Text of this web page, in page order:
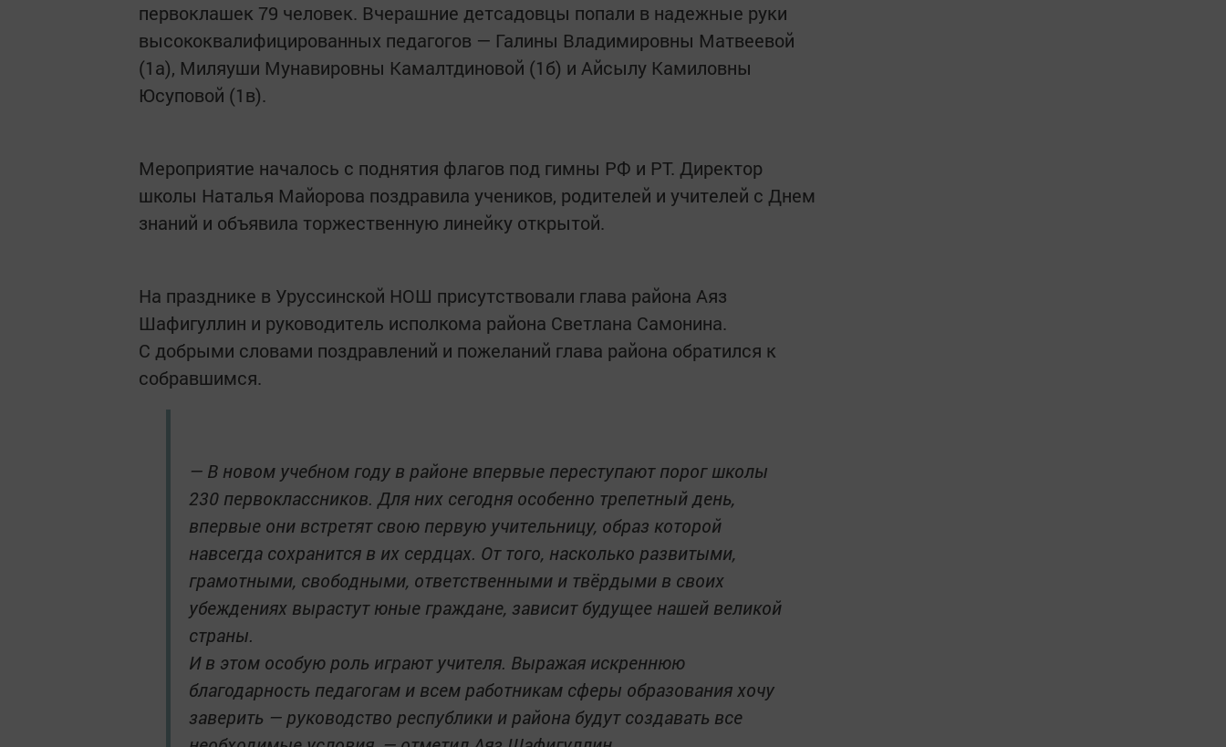
первоклашек 79 человек. Вчерашние детсадовцы попали в надежные руки
высококвалифицированных педагогов — Галины Владимировны Матвеевой
(1а), Миляуши Мунавировны Камалтдиновой (1б) и Айсылу Камиловны
Юсуповой (1в).
Мероприятие началось с поднятия флагов под гимны РФ и РТ. Директор
школы Наталья Майорова поздравила учеников, родителей и учителей с Днем
знаний и объявила торжественную линейку открытой.
На празднике в Уруссинской НОШ присутствовали глава района Аяз
Шафигуллин и руководитель исполкома района Светлана Самонина.
С добрыми словами поздравлений и пожеланий глава района обратился к
собравшимся.
— В новом учебном году в районе впервые переступают порог школы
230 первоклассников. Для них сегодня особенно трепетный день,
впервые они встретят свою первую учительницу, образ которой
навсегда сохранится в их сердцах. От того, насколько развитыми,
грамотными, свободными, ответственными и твёрдыми в своих
убеждениях вырастут юные граждане, зависит будущее нашей великой
страны.
И в этом особую роль играют учителя. Выражая искреннюю
благодарность педагогам и всем работникам сферы образования хочу
заверить — руководство республики и района будут создавать все